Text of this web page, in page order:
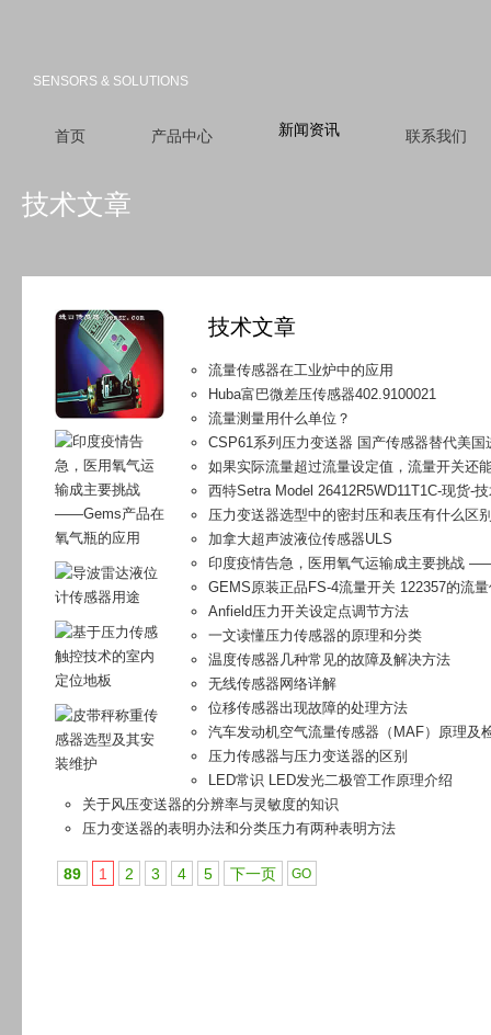
SENSORS & SOLUTIONS
首页 产品中心 新闻资讯 联系我们
技术文章
技术文章
流量传感器在工业炉中的应用
Huba富巴微差压传感器402.9100021
流量测量用什么单位？
CSP61系列压力变送器 国产传感器替代美国
如果实际流量超过流量设定值，流量开关还
西特Setra Model 26412R5WD11T1C-现货-
压力变送器选型中的密封压和表压有什么区
加拿大超声波液位传感器ULS
印度疫情告急，医用氧气运输成主要挑战
GEMS原装正品FS-4流量开关 122357的流
Anfield压力开关设定点调节方法
一文读懂压力传感器的原理和分类
温度传感器几种常见的故障及解决方法
无线传感器网络详解
位移传感器出现故障的处理方法
汽车发动机空气流量传感器（MAF）原理及
压力传感器与压力变送器的区别
LED常识 LED发光二极管工作原理介绍
关于风压变送器的分辨率与灵敏度的知识
压力变送器的表明办法和分类压力有两种表明方法
89 1 2 3 4 5 下一页